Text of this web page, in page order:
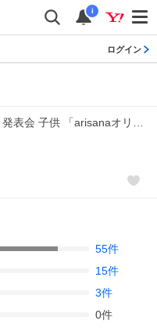
i
ログイン
55件
15件
3件
0件